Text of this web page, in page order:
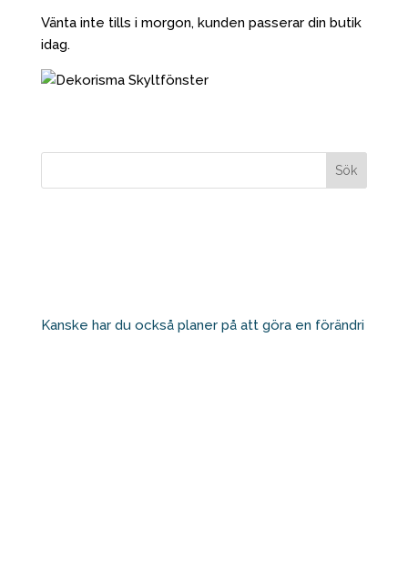
Vänta inte tills i morgon, kunden passerar din butik
idag.
Kanske har du också planer på att göra en förändri